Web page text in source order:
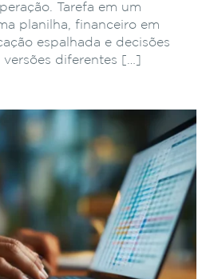
Tarefa em um
planilha, financeiro em
espalhada e decisões
diferentes […]